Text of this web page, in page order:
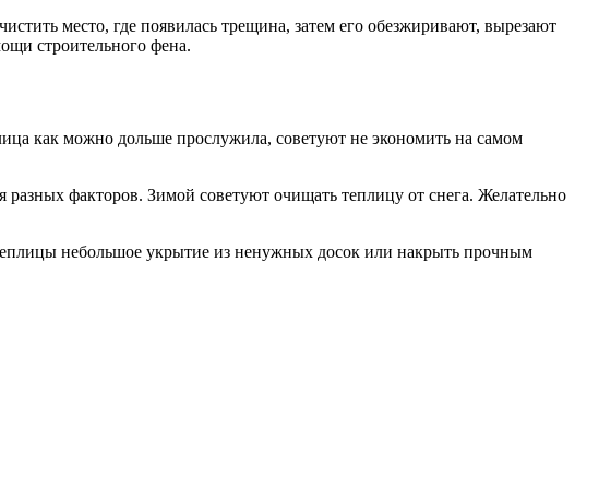
место, где появилась трещина, затем его обезжиривают, вырезают
строительного фена.
как можно дольше прослужила, советуют не экономить на самом
факторов. Зимой советуют очищать теплицу от снега. Желательно
небольшое укрытие из ненужных досок или накрыть прочным